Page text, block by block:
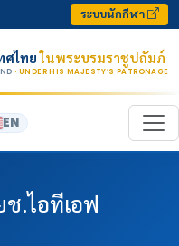
ระบบนักกีฬา
ศไทยในพระบรมราชูปถัมภ์
· UNDER HIS MAJESTY’S PATRONAGE
EN
.ไอทีเอฟ